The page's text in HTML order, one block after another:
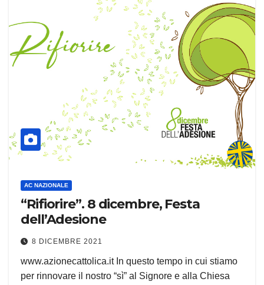
AC NAZIONALE
“Rifiorire”. 8 dicembre, Festa
dell’Adesione
8 DICEMBRE 2021
www.azionecattolica.it In questo tempo in cui stiamo
per rinnovare il nostro “sì” al Signore e alla Chiesa